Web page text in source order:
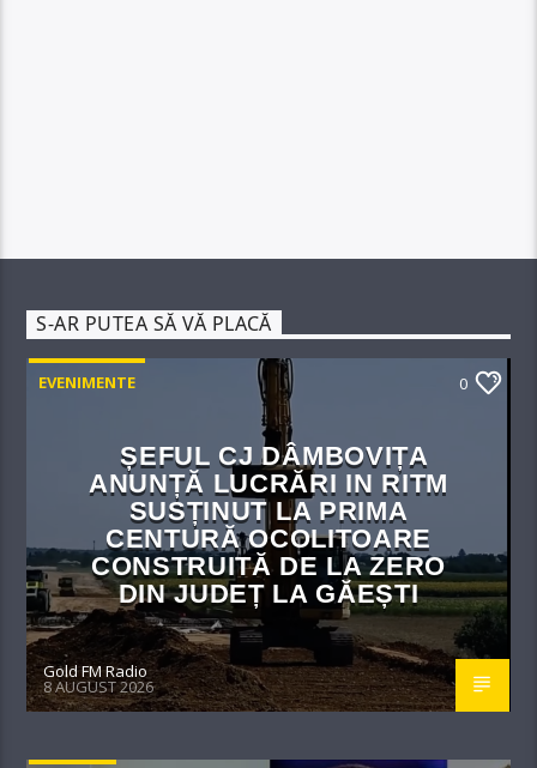
S-AR PUTEA SĂ VĂ PLACĂ
EVENIMENTE 0
ȘEFUL CJ DÂMBOVIȚA
ANUNȚĂ LUCRĂRI IN RITM
SUSȚINUT LA PRIMA
CENTURĂ OCOLITOARE
CONSTRUITĂ DE LA ZERO
DIN JUDEȚ LA GĂEȘTI
Gold FM Radio
8 AUGUST 2026